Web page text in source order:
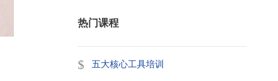
热门课程
五大核心工具培训